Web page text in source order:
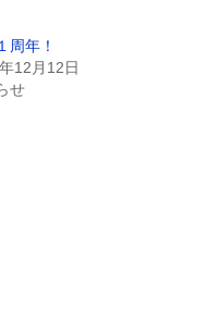
周年！
12月12日
せ